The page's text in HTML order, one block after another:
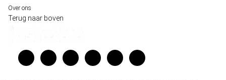
Over ons
Terug naar boven